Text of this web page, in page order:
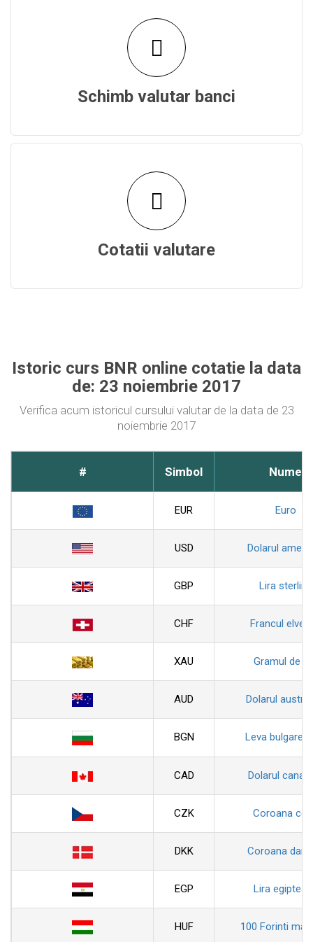
Schimb valutar banci
Cotatii valutare
Istoric curs BNR online cotatie la data
de: 23 noiembrie 2017
Verifica acum istoricul cursului valutar de la data de 23
noiembrie 2017
# Simbol Nume
EUR Euro
USD Dolarul
GBP Lira sterlina
CHF Francul
XAU Gramul de
AUD Dolarul
BGN Leva
CAD Dolarul
CZK Coroana
DKK Coroana
EGP Lira
HUF 100 Forinti